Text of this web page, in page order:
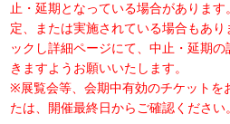
止・延期となっている場合がありま
定、または実施されている場合もあ
ックし詳細ページにて、中止・延期
きますようお願いいたします。
※展覧会等、会期中有効のチケットを
たは、開催最終日からご確認ください